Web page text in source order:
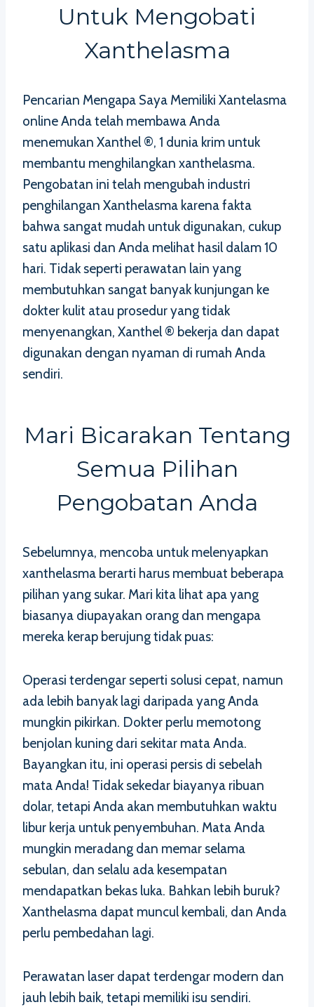
Untuk Mengobati
Xanthelasma
Pencarian Mengapa Saya Memiliki Xantelasma
online Anda telah membawa Anda
menemukan Xanthel ®, 1 dunia krim untuk
membantu menghilangkan xanthelasma.
Pengobatan ini telah mengubah industri
penghilangan Xanthelasma karena fakta
bahwa sangat mudah untuk digunakan, cukup
satu aplikasi dan Anda melihat hasil dalam 10
hari. Tidak seperti perawatan lain yang
membutuhkan sangat banyak kunjungan ke
dokter kulit atau prosedur yang tidak
menyenangkan, Xanthel ® bekerja dan dapat
digunakan dengan nyaman di rumah Anda
sendiri.
Mari Bicarakan Tentang
Semua Pilihan
Pengobatan Anda
Sebelumnya, mencoba untuk melenyapkan
xanthelasma berarti harus membuat beberapa
pilihan yang sukar. Mari kita lihat apa yang
biasanya diupayakan orang dan mengapa
mereka kerap berujung tidak puas:
Operasi terdengar seperti solusi cepat, namun
ada lebih banyak lagi daripada yang Anda
mungkin pikirkan. Dokter perlu memotong
benjolan kuning dari sekitar mata Anda.
Bayangkan itu, ini operasi persis di sebelah
mata Anda! Tidak sekedar biayanya ribuan
dolar, tetapi Anda akan membutuhkan waktu
libur kerja untuk penyembuhan. Mata Anda
mungkin meradang dan memar selama
sebulan, dan selalu ada kesempatan
mendapatkan bekas luka. Bahkan lebih buruk?
Xanthelasma dapat muncul kembali, dan Anda
perlu pembedahan lagi.
Perawatan laser dapat terdengar modern dan
jauh lebih baik, tetapi memiliki isu sendiri.